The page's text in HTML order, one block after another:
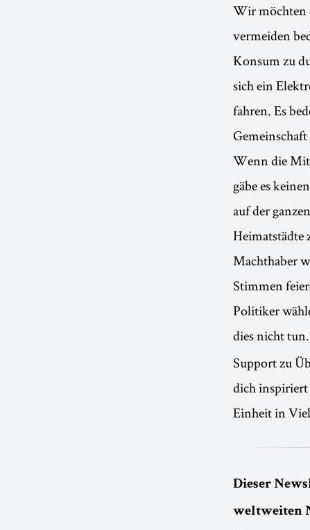
Wir möchten
vermeiden
Konsum zu
sich ein
fahren. Es
Wenn die
gäbe es
auf der
Heimatstädte
Machthaber
Stimmen
Politiker
dies nicht
Support zu
dich inspiriert
Einheit in
Dieser
weltweiten